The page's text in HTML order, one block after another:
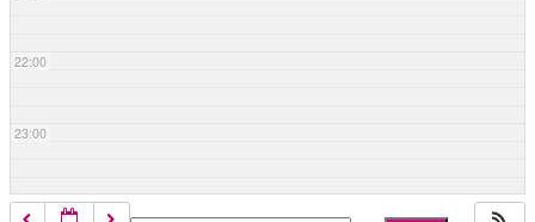
22:00
23:00